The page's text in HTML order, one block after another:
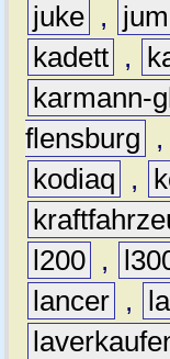
juke ,
kadett ,
karmann-
flensburg
,
kodiaq
,
l200 ,
lancer ,